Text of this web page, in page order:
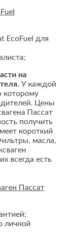
EcoFuel для
на
У каждой
которому
Цены
Пассат
получить
короткий
масла,
всегда есть
Пассат
личной